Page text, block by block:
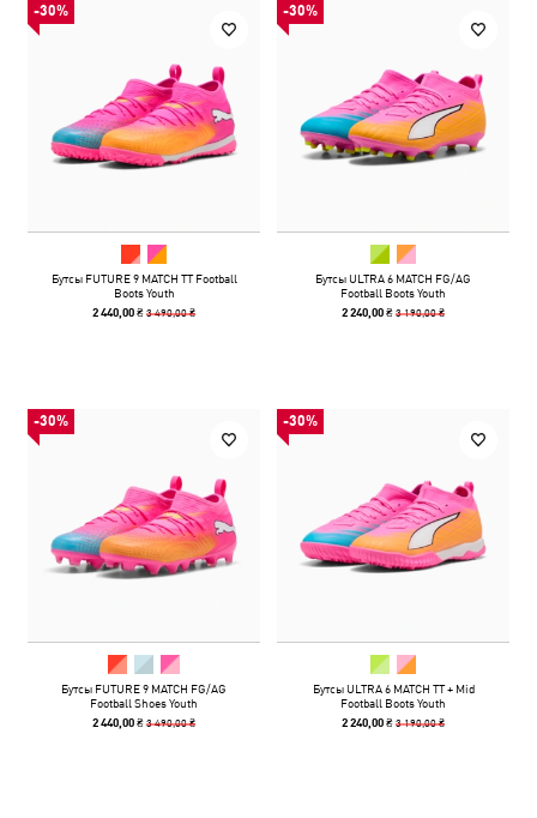
-30%
Бутсы FUTURE 9 MATCH TT Football
Boots Youth
2 440,00 ₴3 490,00 ₴
-30%
Бутсы ULTRA 6 MATCH FG/AG
Football Boots Youth
2 240,00 ₴3 190,00 ₴
-30%
Бутсы FUTURE 9 MATCH FG/AG
Football Shoes Youth
2 440,00 ₴3 490,00 ₴
-30%
Бутсы ULTRA 6 MATCH TT + Mid
Football Boots Youth
2 240,00 ₴3 190,00 ₴